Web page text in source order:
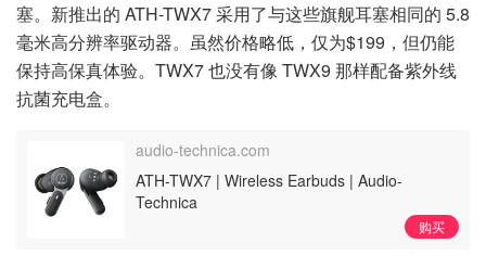
塞。新推出的 ATH-TWX7 采用了与这些旗舰耳塞相同的 5.8
毫米高分辨率驱动器。虽然价格略低，仅为$199，但仍能
保持高保真体验。TWX7 也没有像 TWX9 那样配备紫外线
抗菌充电盒。
ATH-TWX7 | Wireless Earbuds | Audio-
Technica
audio-technica.com
购买